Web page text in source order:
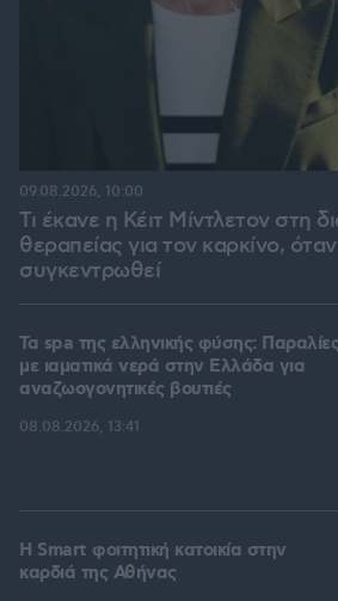
Τι έκανε η Κέιτ Μίντλετον στη
θεραπείας για τον καρκίνο,
συγκεντρωθεί
09.08.2026, 10:00
Τα spa της ελληνικής φύσης: Παραλίες
με ιαματικά νερά στην Ελλάδα για
αναζωογονητικές βουτιές
08.08.2026, 13:41
Η Smart φοιτητική κατοικία στην
καρδιά της Αθήνας